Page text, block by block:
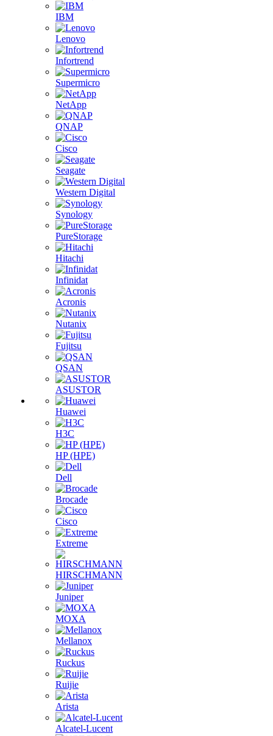
IBM
Lenovo
Infortrend
Supermicro
NetApp
QNAP
Cisco
Seagate
Western Digital
Synology
PureStorage
Hitachi
Infinidat
Acronis
Nutanix
Fujitsu
QSAN
ASUSTOR
Huawei
H3C
HP (HPE)
Dell
Brocade
Cisco
Extreme
HIRSCHMANN
Juniper
MOXA
Mellanox
Ruckus
Ruijie
Arista
Alcatel-Lucent